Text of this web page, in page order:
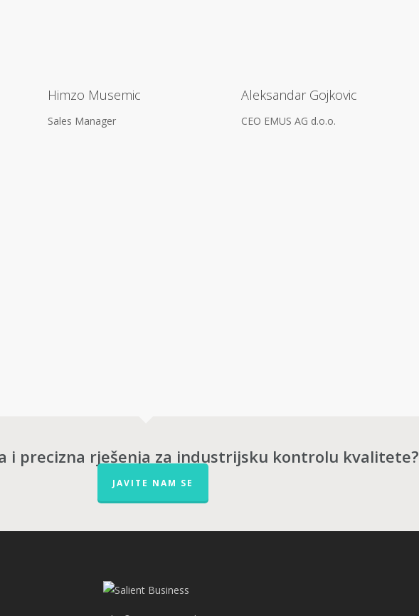
Himzo Musemic
Sales Manager
Aleksandar Gojkovic
CEO EMUS AG d.o.o.
i precizna rješenja za industrijsku kontrolu kvalitete?
JAVITE NAM SE